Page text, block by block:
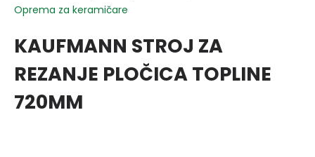
Oprema za keramičare
KAUFMANN STROJ ZA
REZANJE PLOČICA TOPLINE
720MM